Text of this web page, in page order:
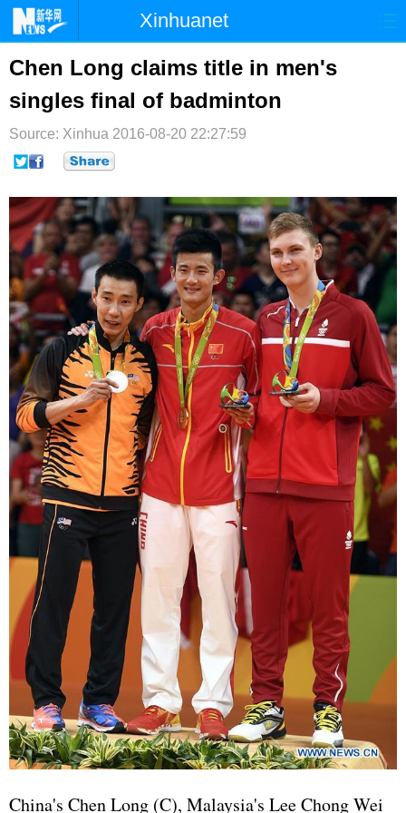
Xinhuanet
时政 国际
台湾 财经 法治
纪检 体育 科技
文娱
博客 微博
Chen Long claims title in men's
singles final of badminton
Source: Xinhua 2016-08-20 22:27:59
China's Chen Long (C), Malaysia's Lee Chong Wei